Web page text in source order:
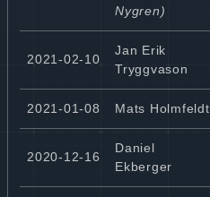
Nygren)
2021-02-10
Jan Erik
Tryggvason
2021-01-08 Mats Holmfeldt
2020-12-16
Daniel
Ekberger